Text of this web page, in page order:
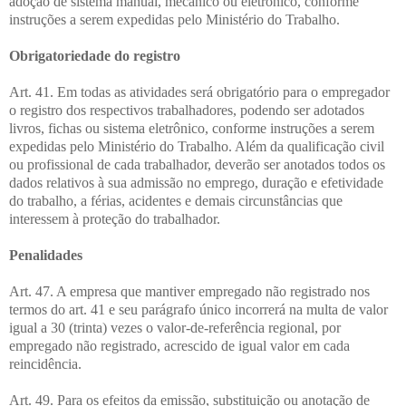
instruções a serem expedidas pelo Ministério do Trabalho.
Obrigatoriedade do registro
Art. 41. Em todas as atividades será obrigatório para o empregador
o registro dos respectivos trabalhadores, podendo ser adotados
livros, fichas ou sistema eletrônico, conforme instruções a serem
expedidas pelo Ministério do Trabalho. Além da qualificação civil
ou profissional de cada trabalhador, deverão ser anotados todos os
dados relativos à sua admissão no emprego, duração e efetividade
do trabalho, a férias, acidentes e demais circunstâncias que
interessem à proteção do trabalhador.
Penalidades
Art. 47. A empresa que mantiver empregado não registrado nos
termos do art. 41 e seu parágrafo único incorrerá na multa de valor
igual a 30 (trinta) vezes o valor-de-referência regional, por
empregado não registrado, acrescido de igual valor em cada
reincidência.
Art. 49. Para os efeitos da emissão, substituição ou anotação de